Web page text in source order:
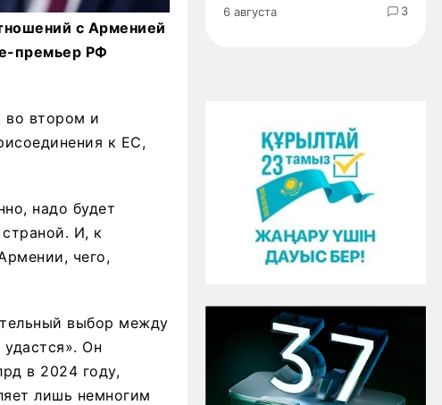
с Арменией
премьер РФ
во втором и
к ЕС,
надо будет
И, к
чего,
выбор между
Он
в 2024 году,
лишь немногим
6 августа 3